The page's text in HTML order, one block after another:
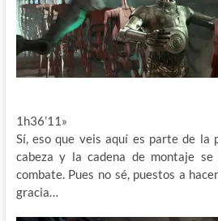
1h36’11»
Sí, eso que veis aquí es parte de la
cabeza y la cadena de montaje
combate. Pues no sé, puestos a
gracia…